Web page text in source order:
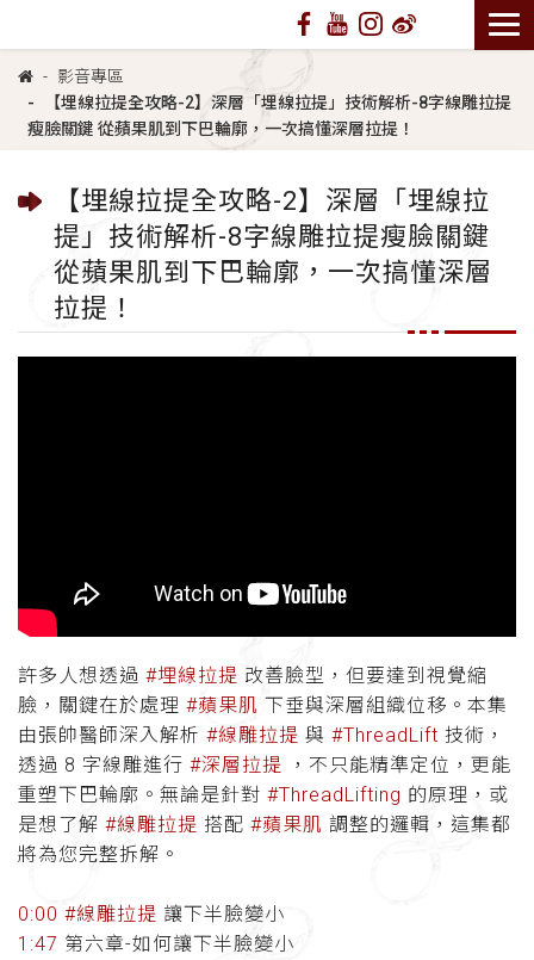
影音專區
【埋線拉提全攻略-2】深層「埋線拉提」技術解析-8字線雕拉提
瘦臉關鍵 從蘋果肌到下巴輪廓，一次搞懂深層拉提！
【埋線拉提全攻略-2】深層「埋線拉
提」技術解析-8字線雕拉提瘦臉關鍵
從蘋果肌到下巴輪廓，一次搞懂深層
拉提！
許多人想透過 #埋線拉提 改善臉型，但要達到視覺縮
臉，關鍵在於處理 #蘋果肌 下垂與深層組織位移。本集
由張帥醫師深入解析 #線雕拉提 與 #ThreadLift 技術，
透過 8 字線雕進行 #深層拉提 ，不只能精準定位，更能
重塑下巴輪廓。無論是針對 #ThreadLifting 的原理，或
是想了解 #線雕拉提 搭配 #蘋果肌 調整的邏輯，這集都
將為您完整拆解。
0:00 #線雕拉提 讓下半臉變小
1:47 第六章-如何讓下半臉變小